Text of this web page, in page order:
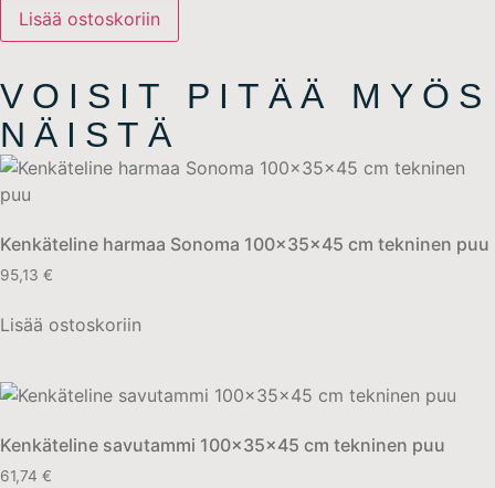
Lisää ostoskoriin
VOISIT PITÄÄ MYÖS
NÄISTÄ
Kenkäteline harmaa Sonoma 100x35x45 cm tekninen puu
95,13 €
Lisää ostoskoriin
Kenkäteline savutammi 100x35x45 cm tekninen puu
61,74 €